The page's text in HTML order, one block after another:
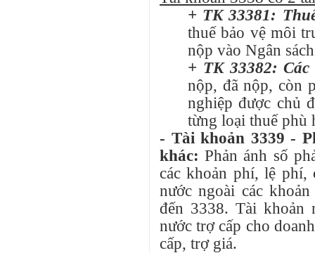
+ TK 33381:
thuế bảo vệ môi
nộp vào Ngân
+ TK 33382:
nộp, đã nộp, còn
nghiệp được chủ
từng loại thuế phù
- Tài khoản 3339 -
khác: Phản ánh số
các khoản phí, lệ phí,
nước ngoài các
đến 3338. Tài khoản
nước trợ cấp cho
cấp, trợ giá.